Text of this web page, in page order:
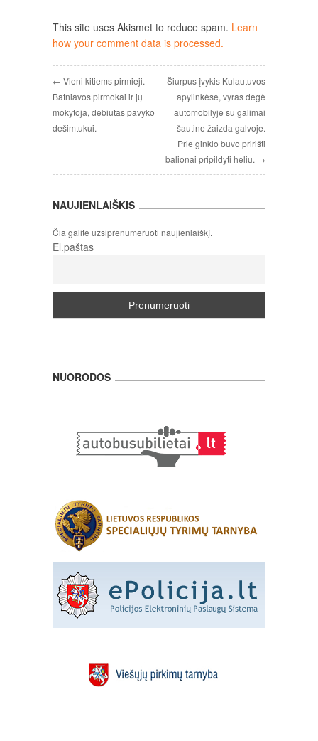
This site uses Akismet to reduce spam. Learn
how your comment data is processed.
← Vieni kitiems pirmieji.
Batniavos pirmokai ir jų
mokytoja, debiutas pavyko
dešimtukui.
Šiurpus įvykis Kulautuvos
apylinkėse, vyras degė
automobilyje su galimai
šautine žaizda galvoje.
Prie ginklo buvo pririšti
balionai pripildyti heliu. →
NAUJIENLAIŠKIS
Čia galite užsiprenumeruoti naujienlaiškį.
El.paštas
NUORODOS